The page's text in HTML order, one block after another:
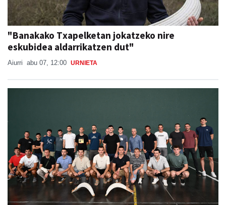
"Banakako Txapelketan jokatzeko nire
eskubidea aldarrikatzen dut"
Aiurri abu 07, 12:00 URNIETA